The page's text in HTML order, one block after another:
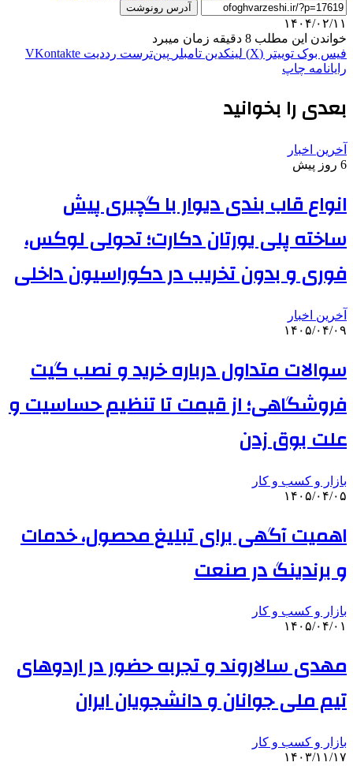
آدرس رونوشت
۱۴۰۴/۰۲/۱۱
خواندن این مطلب 8 دقیقه زمان میبرد
فیس بوک توییتر (X) لینکدین ‫تامبلر ‫پین‌ترست ‫رددیت ‫VKontakte
رایانامه چاپ
بعدی را بخوانید
آخرین اخبار
6 روز پیش
انواع قاب بندی دیوار با گچبری پیش
ساخته پلی یورتان دکارت؛ تحولی لوکس،
فوری و بدون تخریب در دکوراسیون داخلی
آخرین اخبار
۱۴۰۵/۰۴/۰۹
سوالات متداول درباره خرید و نصب گیت
فروشگاهی؛ از قیمت تا تنظیم حساسیت و
علت بوق زدن
بازار و کسب و کار
۱۴۰۵/۰۴/۰۵
اهمیت آگهی برای تبلیغ محصول، خدمات
و برندینگ در صنعت
بازار و کسب و کار
۱۴۰۵/۰۴/۰۱
مهدی سالاروند و تجربه حضور در اردوهای
تیم ملی جوانان و دانشجویان ایران
بازار و کسب و کار
۱۴۰۳/۱۱/۱۷